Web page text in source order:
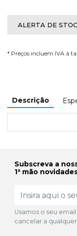
ALERTA DE
* Preços incluem IVA à
Descrição
Subscreva a
1ª mão
Usamos o seu
cancelar a